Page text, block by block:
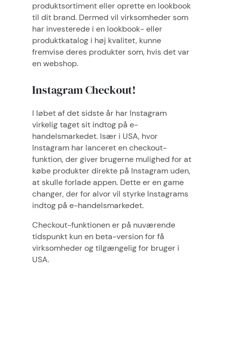
produktsortiment eller oprette en lookbook
til dit brand. Dermed vil virksomheder som
har investerede i en lookbook- eller
produktkatalog i høj kvalitet, kunne
fremvise deres produkter som, hvis det var
en webshop.
Instagram Checkout!
I løbet af det sidste år har Instagram
virkelig taget sit indtog på e-
handelsmarkedet. Især i USA, hvor
Instagram har lanceret en checkout-
funktion, der giver brugerne mulighed for at
købe produkter direkte på Instagram uden,
at skulle forlade appen. Dette er en game
changer, der for alvor vil styrke Instagrams
indtog på e-handelsmarkedet.
Checkout-funktionen er på nuværende
tidspunkt kun en beta-version for få
virksomheder og tilgængelig for bruger i
USA.